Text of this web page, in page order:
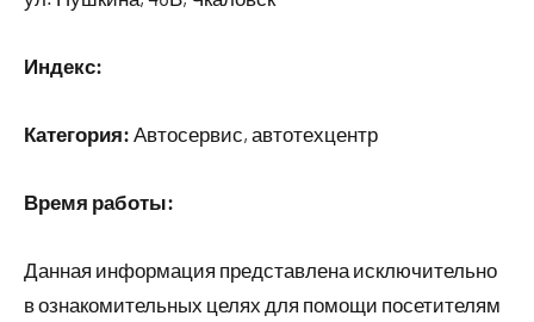
Индекс:
Категория: Автосервис, автотехцентр
Время работы:
Данная информация представлена исключительно
в ознакомительных целях для помощи посетителям